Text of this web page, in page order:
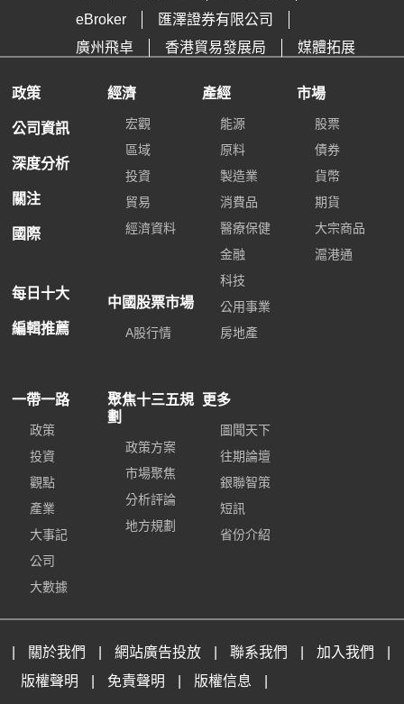
eBroker
匯澤證券有限公司
廣州飛卓
香港貿易發展局 媒體拓展
政策
公司資訊
深度分析
關注
國際
每日十大
編輯推薦
經濟
宏觀
區域
投資
貿易
經濟資料
中國股票市場
A股行情
產經
能源
原料
製造業
消費品
醫療保健
金融
科技
公用事業
房地產
市場
股票
債券
貨幣
期貨
大宗商品
滬港通
一帶一路
政策
投資
觀點
產業
大事記
公司
大數據
聚焦十三五規
劃
政策方案
市場聚焦
分析評論
地方規劃
更多
圖聞天下
往期論壇
銀聯智策
短訊
省份介紹
關於我們 網站廣告投放 聯系我們 加入我們
版權聲明
免責聲明 版權信息